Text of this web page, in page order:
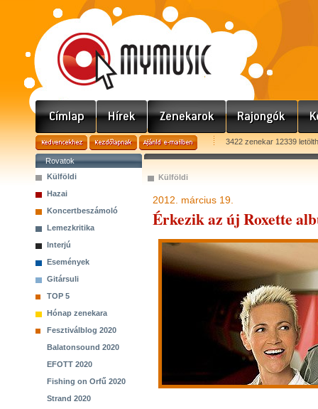
3422 zenekar 12339
Rovatok
Külföldi
Hazai
Koncertbeszámoló
Lemezkritika
Interjú
Események
Gitársuli
TOP 5
Hónap zenekara
Fesztiválblog 2020
Balatonsound 2020
EFOTT 2020
Fishing on Orfű 2020
Strand 2020
Külföldi
2012. március 19.
Érkezik az új Roxette